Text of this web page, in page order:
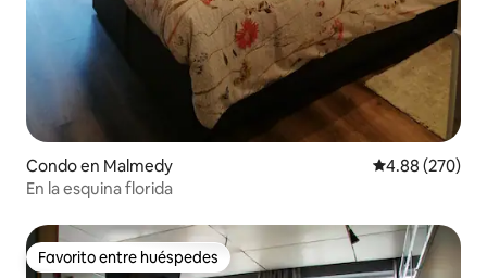
Condo en Malmedy Calificación
4.88 (270)
En la esquina florida
Favorito entre huéspedes
Favorito entre huéspedes